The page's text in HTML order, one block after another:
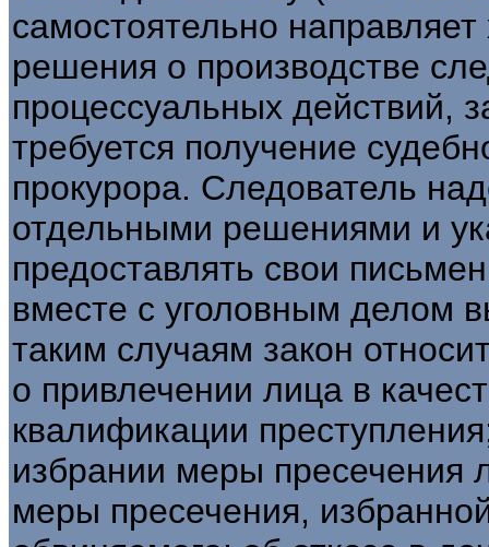
самостоятельно
решения о производстве
процессуальных действий,
требуется получение
прокурора. Следователь
отдельными решениями и
предоставлять свои
вместе с уголовным делом
таким случаям закон
о привлечении лица в
квалификации
избрании меры пресечения
меры пресечения,